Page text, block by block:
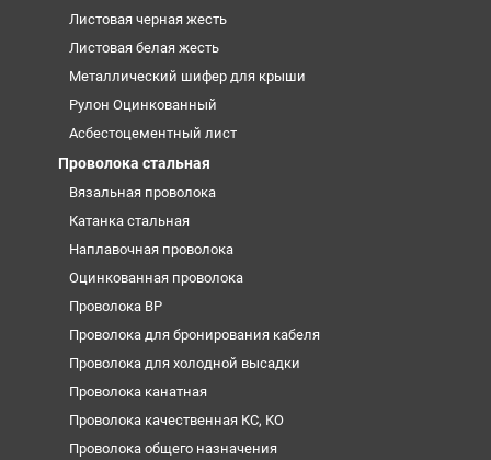
Листовая черная жесть
Листовая белая жесть
Металлический шифер для крыши
Рулон Оцинкованный
Асбестоцементный лист
Проволока стальная
Вязальная проволока
Катанка стальная
Наплавочная проволока
Оцинкованная проволока
Проволока ВР
Проволока для бронирования кабеля
Проволока для холодной высадки
Проволока канатная
Проволока качественная КС, КО
Проволока общего назначения